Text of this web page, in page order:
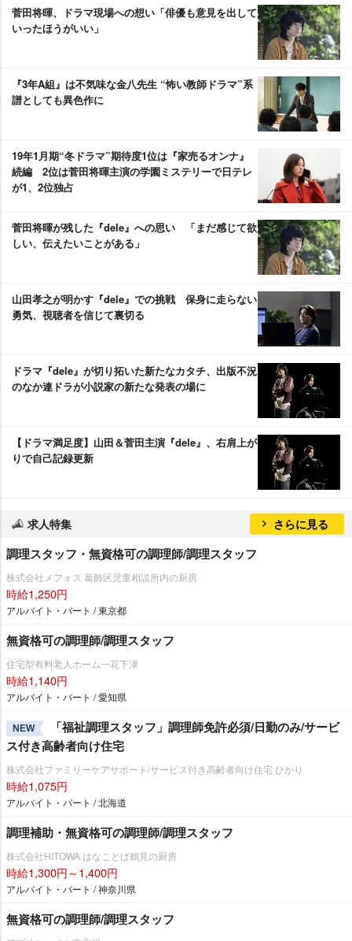
菅田将暉、ドラマ現場への想い「俳優も意見を出して
いったほうがいい」
『3年A組』は不気味な金八先生 “怖い教師ドラマ”系
譜としても異色作に
19年1月期“冬ドラマ”期待度1位は『家売るオンナ』
続編 2位は菅田将暉主演の学園ミステリーで日テレ
が1、2位独占
菅田将暉が残した『dele』への思い 「まだ感じて欲
しい、伝えたいことがある」
山田孝之が明かす『dele』での挑戦 保身に走らない
勇気、視聴者を信じて裏切る
ドラマ『dele』が切り拓いた新たなカタチ、出版不況
のなか連ドラが小説家の新たな発表の場に
【ドラマ満足度】山田＆菅田主演『dele』、右肩上が
りで自己記録更新
求人特集 さらに見る
調理スタッフ・無資格可の調理師/調理スタッフ
株式会社メフォス 葛飾区児童相談所内の厨房
時給1,250円
アルバイト・パート / 東京都
無資格可の調理師/調理スタッフ
住宅型有料老人ホーム一花下津
時給1,140円
アルバイト・パート / 愛知県
NEW
「福祉調理スタッフ」調理師免許必須/日勤のみ/サービ
ス付き高齢者向け住宅
株式会社ファミリーケアサポート/サービス付き高齢者向け住宅 ひかり
時給1,075円
アルバイト・パート / 北海道
調理補助・無資格可の調理師/調理スタッフ
株式会社HITOWA はなことば鶴見の厨房
時給1,300円～1,400円
アルバイト・パート / 神奈川県
無資格可の調理師/調理スタッフ